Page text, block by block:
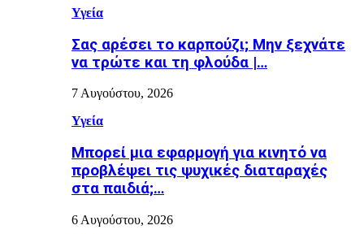
Υγεία
Σας αρέσει το καρπούζι; Μην ξεχνάτε
να τρώτε και τη φλούδα |…
7 Αυγούστου, 2026
Υγεία
Μπορεί μια εφαρμογή για κινητό να
προβλέψει τις ψυχικές διαταραχές
στα παιδιά;…
6 Αυγούστου, 2026